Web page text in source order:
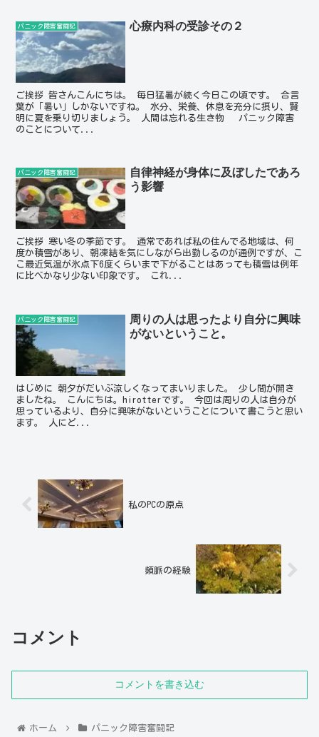
パニック障害奮闘記 心療内科の受診その２
ご挨拶 皆さんこんにちは。 毎日猛暑が続く今日この頃です。 合言
葉が「暑い」しかないですね。 水分、栄養、休息を充分に摂り、賢
明に夏を乗り切りましょう。 人間は忘れる生き物 パニック障害
のことについて...
パニック障害奮闘記
自律神経が身体に及ぼしたであろ
う影響
ご挨拶 寒い冬の季節です。 通常であれば私の住んでる地域は、何
度か積雪があり、朝凍結を気にしながら出勤しるのが通例ですが、こ
こ最近気温が氷点下6度くらいまで下がることはあっても積雪は例年
に比べかなり少ない印象です。 これ...
パニック障害奮闘記
周りの人は思ったより自分に興味
がないということ。
はじめに 朝夕がだいぶ涼しくなってまいりました。 少し間が開き
ましたね。 こんにちは。hirotterです。 今回は周りの人は自分が
思っているより、自分に興味がないということについて書こうと思い
ます。 人にど...
私のPCの原点
頻脈の経験
コメント
コメントを書き込む
ホーム パニック障害奮闘記